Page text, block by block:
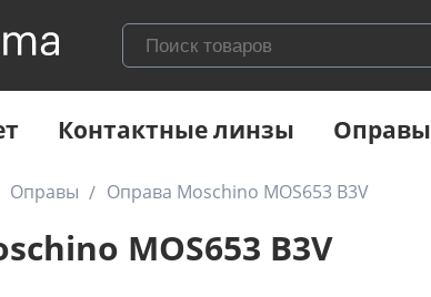
Контактные линзы Оправы
Оправы Оправа Moschino MOS653 B3V
MOS653 B3V